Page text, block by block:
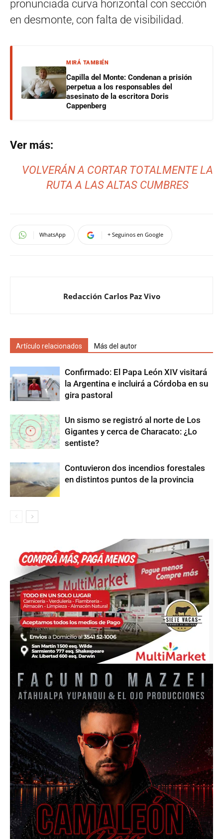
pronunciada curva horizontal con sección
en desmonte, con falta de visibilidad.
MIRÁ TAMBIÉN
Capilla del Monte: Condenan a prisión
perpetua a los responsables del
asesinato de la escritora Doris
Cappenberg
Ver más:
VOLVERÁN A CORTAR TOTALMENTE LA
RUTA A LAS ALTAS CUMBRES
WhatsApp + Seguinos en Google
Redacción Carlos Paz Vivo
Artículo relacionados Más del autor
Confirmado: El Papa León XIV visitará
la Argentina e incluirá a Córdoba en su
gira pastoral
Un sismo se registró al norte de Los
Gigantes y cerca de Characato: ¿Lo
sentiste?
Contuvieron dos incendios forestales
en distintos puntos de la provincia